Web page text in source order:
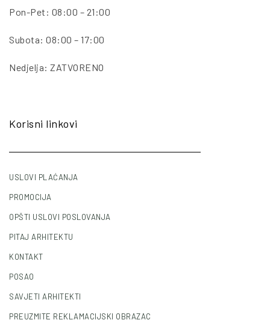
Pon-Pet: 08:00 – 21:00
Subota: 08:00 – 17:00
Nedjelja: ZATVORENO
Korisni linkovi
USLOVI PLAĆANJA
PROMOCIJA
OPŠTI USLOVI POSLOVANJA
PITAJ ARHITEKTU
KONTAKT
POSAO
SAVJETI ARHITEKTI
PREUZMITE REKLAMACIJSKI OBRAZAC